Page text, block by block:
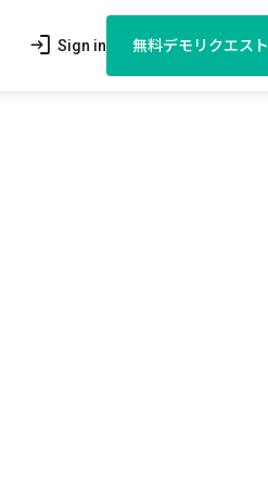
login Sign in 無料デモリクエスト